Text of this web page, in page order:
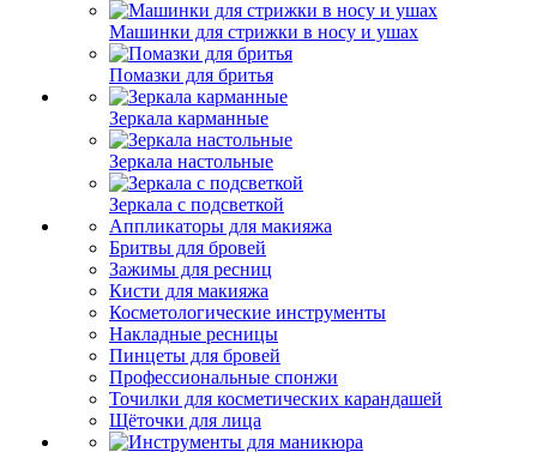
Машинки для стрижки в носу и ушах
Помазки для бритья
Зеркала карманные
Зеркала настольные
Зеркала с подсветкой
Аппликаторы для макияжа
Бритвы для бровей
Зажимы для ресниц
Кисти для макияжа
Косметологические инструменты
Накладные ресницы
Пинцеты для бровей
Профессиональные спонжи
Точилки для косметических карандашей
Щёточки для лица